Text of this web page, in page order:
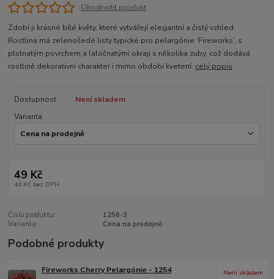
Ohodnotit produkt
Zdobí ji krásné bílé květy, které vytvářejí elegantní a čistý vzhled.
Rostlina má zelenošedé listy typické pro pelargónie ‘Fireworks’, s
plstnatým povrchem a laločnatými okraji s několika zuby, což dodává
rostlině dekorativní charakter i mimo období kvetení. celý popis
Dostupnost
Není skladem
Varianta
49 Kč
44 Kč bez DPH
Číslo produktu:
1256-3
Varianta:
Cena na prodejně
Podobné produkty
Fireworks Cherry Pelargónie - 1254
Není skladem